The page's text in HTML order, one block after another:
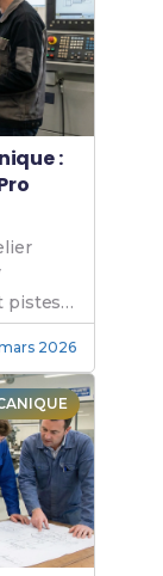
:
pistes
2026